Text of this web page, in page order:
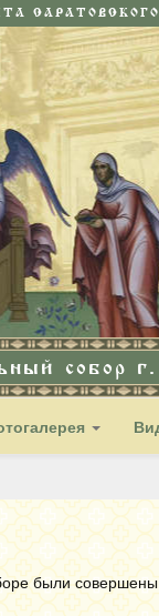
САРАТОВСКОГО
собор
были совершены